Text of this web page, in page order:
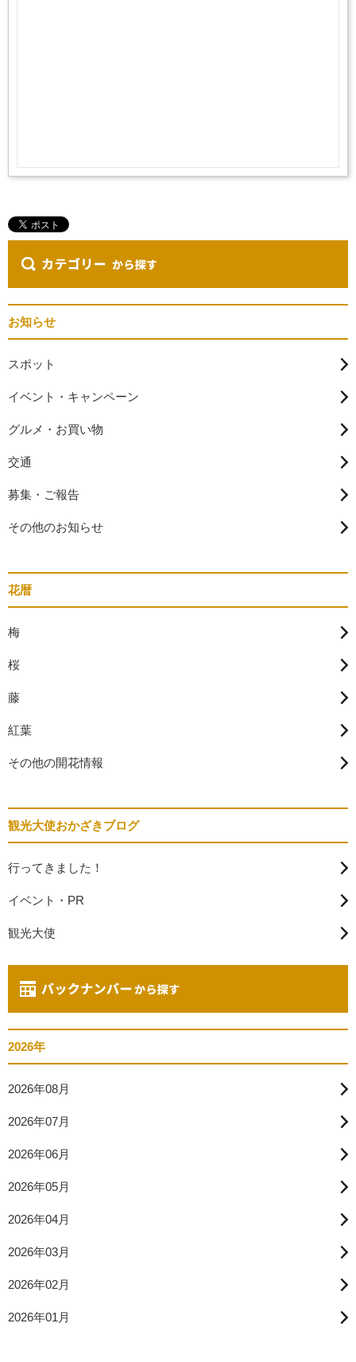
お知らせ
スポット
イベント・キャンペーン
グルメ・お買い物
交通
募集・ご報告
その他のお知らせ
花暦
梅
桜
藤
紅葉
その他の開花情報
観光大使おかざきブログ
行ってきました！
イベント・PR
観光大使
2026年
2026年08月
2026年07月
2026年06月
2026年05月
2026年04月
2026年03月
2026年02月
2026年01月